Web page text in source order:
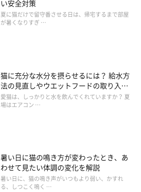
い安全対策
夏に猫だけで留守番させる日は、帰宅するまで部屋
が暑くなりすぎ …
猫に充分な水分を摂らせるには？ 給水方
法の見直しやウエットフードの取り入れ
方を解説
愛猫は、しっかりと水を飲んでくれていますか？ 夏
場はエアコン …
暑い日に猫の鳴き方が変わったとき、あ
わせて見たい体調の変化を解説
暑い日に、猫の鳴き声がいつもより弱い、かすれ
る、しつこく鳴く …